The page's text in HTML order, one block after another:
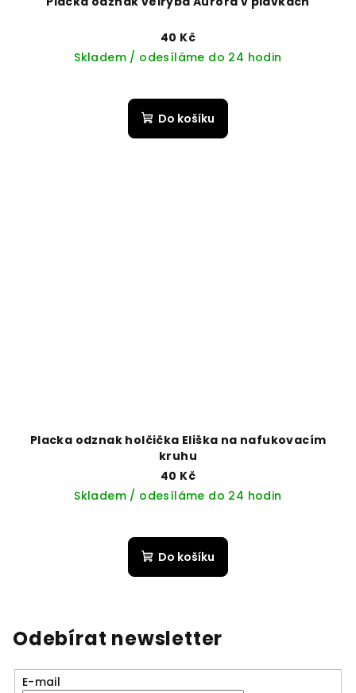
40 Kč
Skladem / odesíláme do 24 hodin
Do košíku
Placka odznak holčička Eliška na nafukovacím
kruhu
40 Kč
Skladem / odesíláme do 24 hodin
Do košíku
Odebírat newsletter
E-mail